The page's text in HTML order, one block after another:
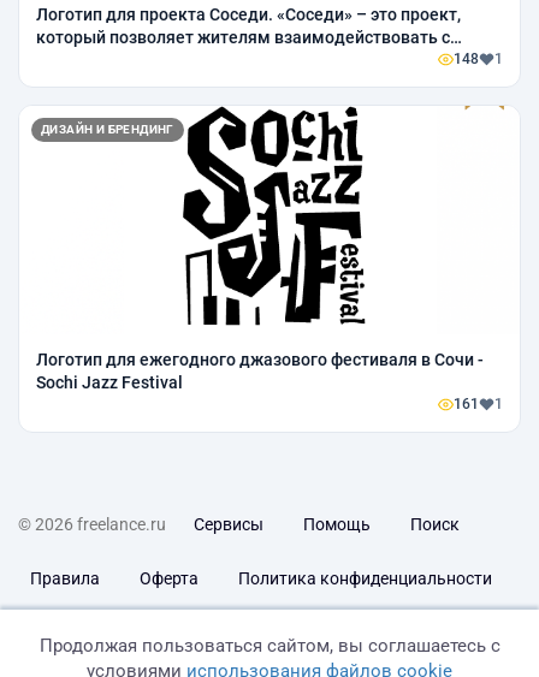
Логотип для проекта Соседи. «Соседи» – это проект,
который позволяет жителям взаимодействовать с
органами исполнительной власти и решать конкретные
проблемы.
148 1
ДИЗАЙН И БРЕНДИНГ
Логотип для ежегодного джазового фестиваля в Сочи -
Sochi Jazz Festival
161 1
© 2026 freelance.ru Сервисы Помощь Поиск
Правила Оферта Политика конфиденциальности
Продолжая пользоваться сайтом, вы соглашаетесь с
условиями использования файлов cookie